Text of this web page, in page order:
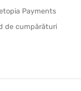
Payments
de cumpărături